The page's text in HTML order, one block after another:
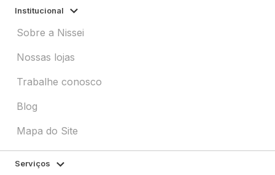
Institucional
Sobre a Nissei
Nossas lojas
Trabalhe conosco
Blog
Mapa do Site
Serviços